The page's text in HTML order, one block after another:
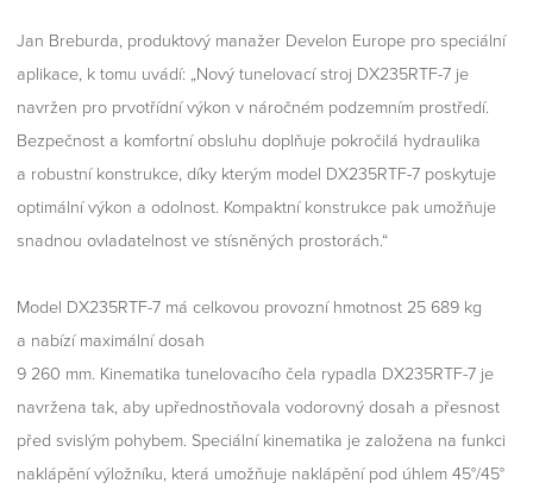
Jan Breburda, produktový manažer Develon Europe pro speciální
aplikace, k tomu uvádí: „Nový tunelovací stroj DX235RTF-7 je
navržen pro prvotřídní výkon v náročném podzemním prostředí.
Bezpečnost a komfortní obsluhu doplňuje pokročilá hydraulika
a robustní konstrukce, díky kterým model DX235RTF-7 poskytuje
optimální výkon a odolnost. Kompaktní konstrukce pak umožňuje
snadnou ovladatelnost ve stísněných prostorách.“
Model DX235RTF-7 má celkovou provozní hmotnost 25 689 kg
a nabízí maximální dosah
9 260 mm. Kinematika tunelovacího čela rypadla DX235RTF-7 je
navržena tak, aby upřednostňovala vodorovný dosah a přesnost
před svislým pohybem. Speciální kinematika je založena na funkci
naklápění výložníku, která umožňuje naklápění pod úhlem 45°/45°